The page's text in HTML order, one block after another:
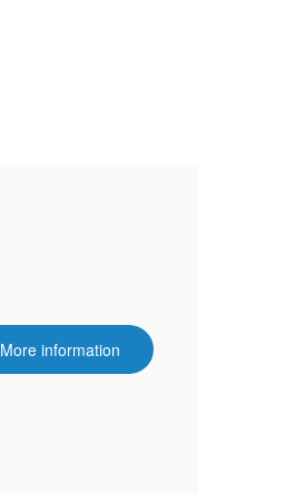
More information